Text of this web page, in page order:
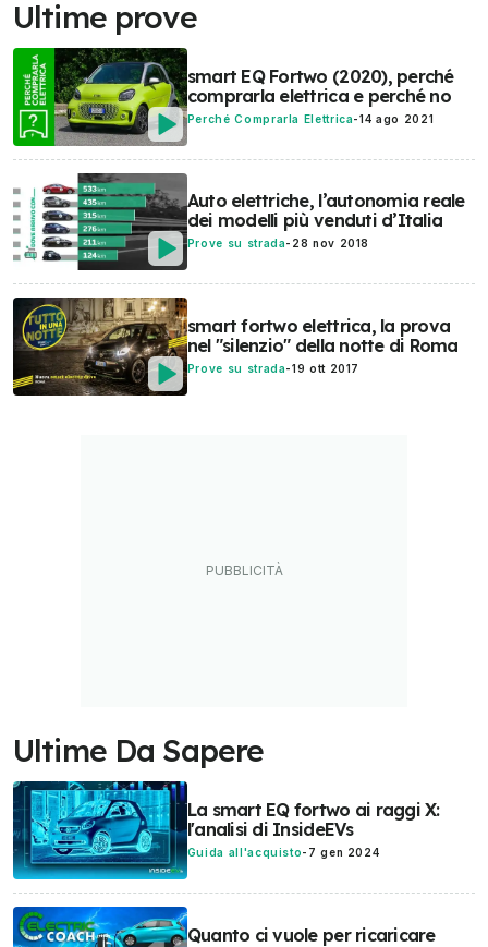
Ultime prove
smart EQ Fortwo (2020), perché
comprarla elettrica e perché no
Perché Comprarla Elettrica-14 ago 2021
Auto elettriche, l’autonomia reale
dei modelli più venduti d’Italia
Prove su strada- 28 nov 2018
smart fortwo elettrica, la prova
nel "silenzio" della notte di Roma
Prove su strada-19 ott 2017
Ultime Da Sapere
La smart EQ fortwo ai raggi X:
l'analisi di InsideEVs
Guida all'acquisto- 7 gen 2024
Quanto ci vuole per ricaricare